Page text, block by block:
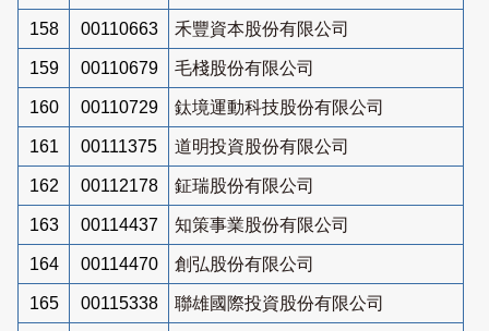
158 00110663 禾豐資本股份有限公司
159 00110679 毛棧股份有限公司
160 00110729 鈦境運動科技股份有限公司
161 00111375 道明投資股份有限公司
162 00112178 鉦瑞股份有限公司
163 00114437 知策事業股份有限公司
164 00114470 創弘股份有限公司
165 00115338 聯雄國際投資股份有限公司